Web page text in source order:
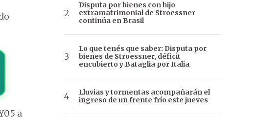
a
Disputa por bienes con hijo
extramatrimonial de Stroessner
continúa en Brasil
Lo que tenés que saber: Disputa por
bienes de Stroessner, déficit
encubierto y Bataglia por Italia
Lluvias y tormentas acompañarán el
ingreso de un frente frío este jueves